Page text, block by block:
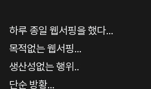
하루 종일 웹서핑을 했다...
목적없는 웹서핑...
생산성없는 행위..
단순 방황...